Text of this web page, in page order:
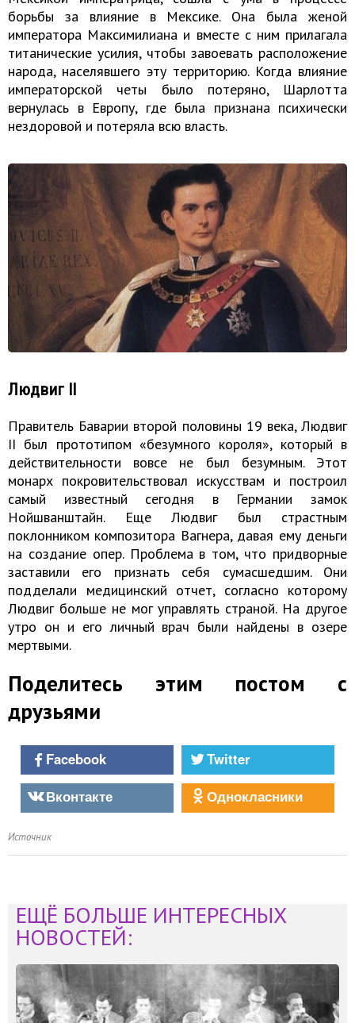
борьбы за влияние в Мексике. Она была женой
императора Максимилиана и вместе с ним прилагала
титанические усилия, чтобы завоевать расположение
народа, населявшего эту территорию. Когда влияние
императорской четы было потеряно, Шарлотта
вернулась в Европу, где была признана психически
нездоровой и потеряла всю власть.
Людвиг II
Правитель Баварии второй половины 19 века, Людвиг
II был прототипом «безумного короля», который в
действительности вовсе не был безумным. Этот
монарх покровительствовал искусствам и построил
самый известный сегодня в Германии замок
Нойшванштайн. Еще Людвиг был страстным
поклонником композитора Вагнера, давая ему деньги
на создание опер. Проблема в том, что придворные
заставили его признать себя сумасшедшим. Они
подделали медицинский отчет, согласно которому
Людвиг больше не мог управлять страной. На другое
утро он и его личный врач были найдены в озере
мертвыми.
Поделитесь этим постом с
друзьями
Facebook
Twitter
Вконтакте
Однокласники
Источник
ЕЩЁ БОЛЬШЕ ИНТЕРЕСНЫХ
НОВОСТЕЙ: